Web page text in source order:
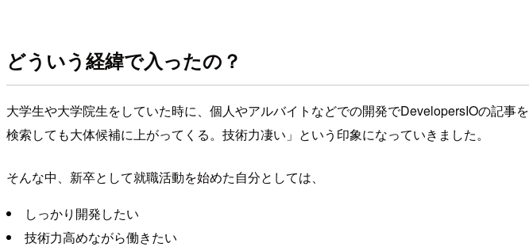
どういう経緯で入ったの？
大学生や大学院生をしていた時に、個人やアルバイトなどでの開発でDevelopersIOの記
検索しても大体候補に上がってくる。技術力凄い」という印象になっていきました。
そんな中、新卒として就職活動を始めた自分としては、
しっかり開発したい
技術力高めながら働きたい